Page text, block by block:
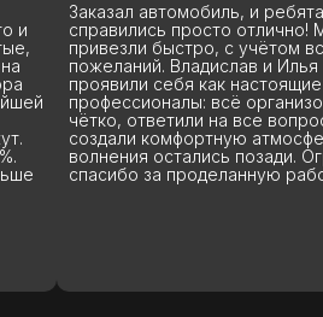
Заказал автомобиль, и ребята
справились просто отлично! Машину
привезли быстро, с учётом всех моих
пожеланий. Владислав и Илья
проявили себя как настоящие
профессионалы: всё организовали
чётко, ответили на все вопросы и
создали комфортную атмосферу. Все
волнения остались позади. Огромное
спасибо за проделанную работу!